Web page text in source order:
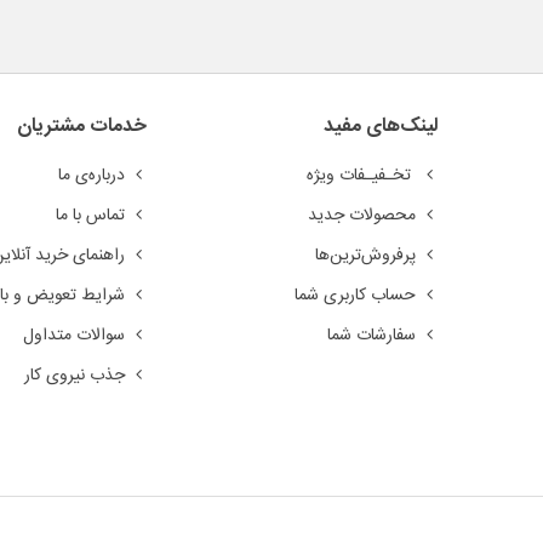
لینک‌های مفید
تخـفیـفات ویژه
محصولات جدید
پرفروش‌ترین‌ها
حساب کاربری شما
سفارشات شما
خدمات مشتریان
درباره‌ی ما
تماس با ما
راهنمای خرید
شرایط تعویض و
سوالات متداول
جذب نیروی کار